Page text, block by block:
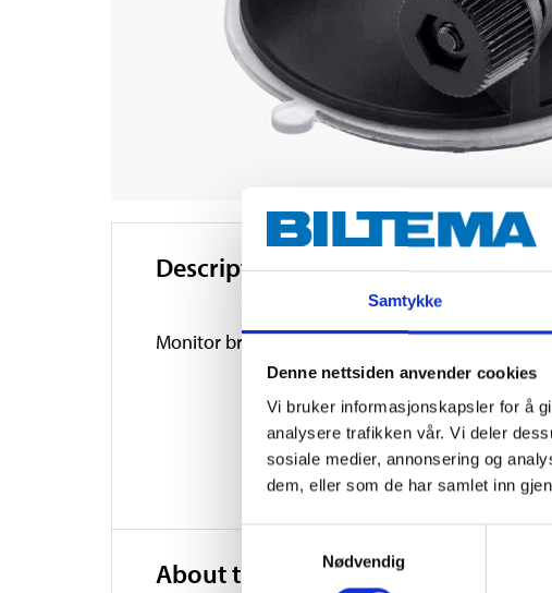
Samtykke
Denne nettsiden anvender cookies
Vi bruker informasjonskapsler for å
analysere trafikken vår. Vi deler
sosiale medier, annonsering og
dem, eller som de har samlet inn
Samtykkevalg
Nødvendig
Description
Monitor bracket with suction cup that fits rear
About the manufacturer